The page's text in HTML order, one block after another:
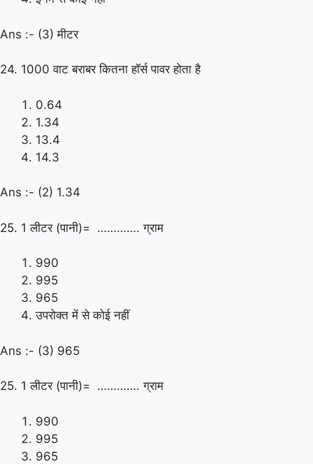
Ans :- (3) मीटर
24. 1000 वाट बराबर कितना हॉर्स पावर होता है
0.64
1.34
13.4
14.3
Ans :- (2) 1.34
25. 1 लीटर (पानी)= …………. ग्राम
990
995
965
उपरोक्त में से कोई नहीं
Ans :- (3) 965
25. 1 लीटर (पानी)= …………. ग्राम
990
995
965